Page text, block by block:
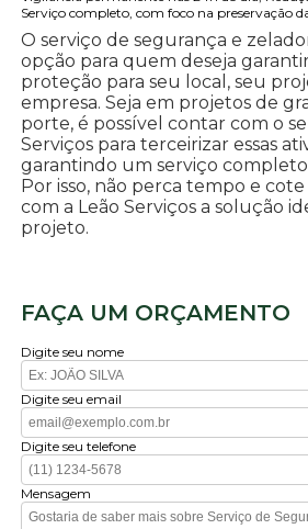
Serviço completo, com foco na preservação
O serviço de segurança e
opção para quem deseja
proteção para seu local, seu
empresa. Seja em projetos de
porte, é possível contar com o
Serviços para terceirizar essas
garantindo um serviço
Por isso, não perca tempo e
com a Leão Serviços a solução
projeto.
FAÇA UM ORÇAMENTO
Digite seu nome
Digite seu email
Digite seu telefone
Mensagem